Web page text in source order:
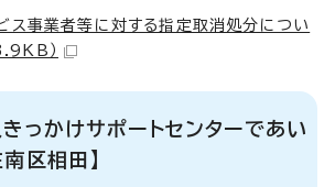
ス事業者等に対する指定取消処分につい
）
っかけサポートセンターであい
南区相田】